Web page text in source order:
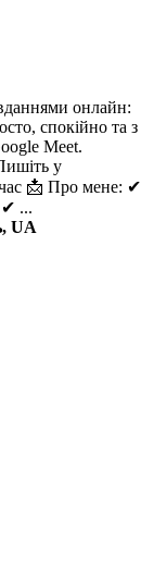
онлайн:
спокійно та з
Meet.
у
📩 Про мене: ✔
✔ ...
UA